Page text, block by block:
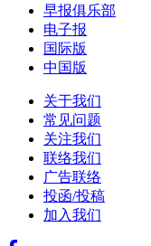
早报俱乐部
电子报
国际版
中国版
关于我们
常见问题
关注我们
联络我们
广告联络
投函/投稿
加入我们